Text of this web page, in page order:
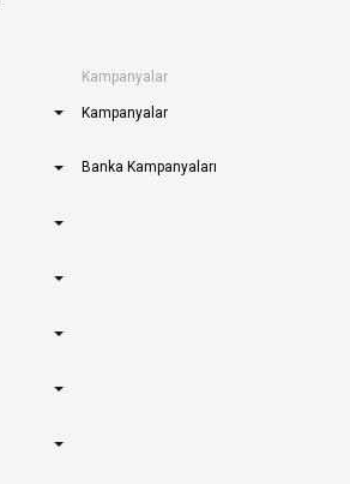
Kampanyalar
Kampanyalar
Banka Kampanyaları